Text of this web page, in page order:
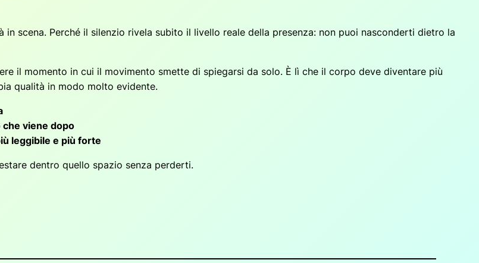
scena. Perché il silenzio rivela subito il livello reale della presenza: non puoi nasconderti dietro la
il momento in cui il movimento smette di spiegarsi da solo. È lì che il corpo deve diventare più
qualità in modo molto evidente.
che viene dopo
leggibile e più forte
dentro quello spazio senza perderti.